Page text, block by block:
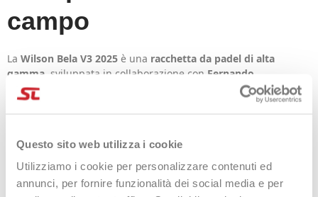
Questo sito web utilizza i cookie
Utilizziamo i cookie per personalizzare contenuti ed
annunci, per fornire funzionalità dei social media e per
campo
La Wilson Bela V3 2025 è una racchetta da padel di alta
gamma , sviluppata in collaborazione con Fernando
Belasteguín
per offrire prestazioni eccezionali ai giocatori
offensivi ed esigenti. Grazie alla sua
struttura in carbonio di
🎯 Prestazioni elevate con
tecnologie avanzate